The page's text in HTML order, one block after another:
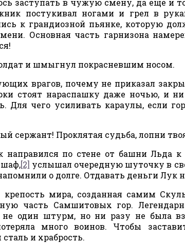
заступать в чужую смену, да еще и
постукивал ногами и грел в
к грандиозной пьянке, которую
Основная часть гарнизона
и шмыгнул покрасневшим носом.
врагов, почему не приказал
стоят нараспашку даже ночью, и
Для чего усиливать караулы, если
сержант! Проклятая судьба, лопни
направился по стене от башни Льда
[2] услышал очередную шуточку в
о долге. Отдавать деньги Лук
мира, созданная самим
часть Самшитовых гор.
один штурм, но ни разу не была
много воинов. Чтобы
и храбрость.